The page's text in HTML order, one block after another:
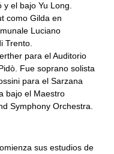
el bajo Yu Long.
como Gilda en
Luciano
Trento.
para el Auditorio
Fue soprano solista
para el Sarzana
bajo el Maestro
Symphony Orchestra.
sus estudios de